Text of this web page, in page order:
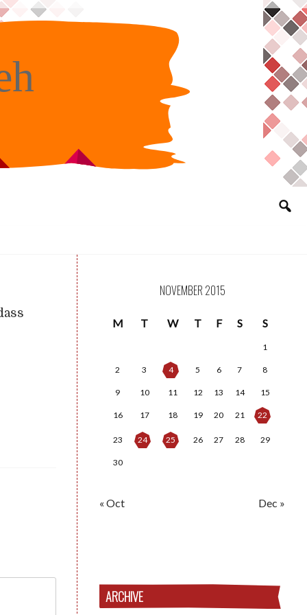
NOVEMBER 2015
M T W T F S S
1
2 3 4 5 6 7 8
9 10 11 12 13 14 15
16 17 18 19 20 21 22
23 24 25 26 27 28 29
30
« Oct Dec »
ARCHIVE